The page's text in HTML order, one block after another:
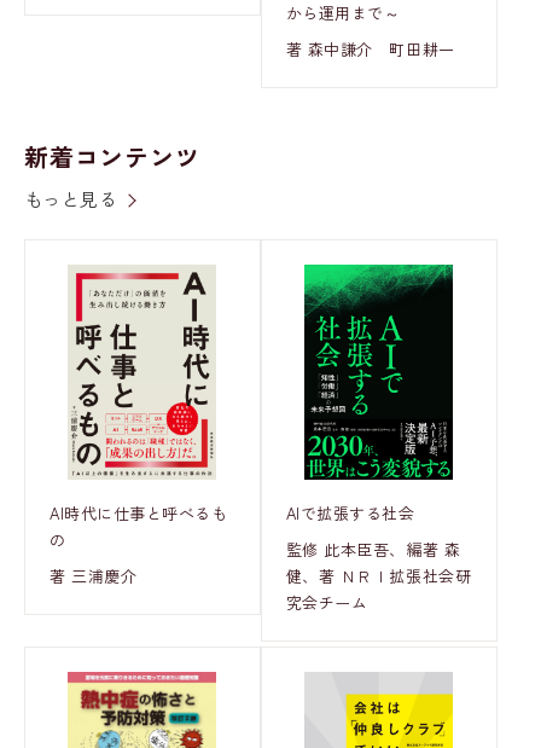
から運用まで～
著 森中謙介 町田耕一
新着コンテンツ
もっと見る
AI時代に仕事と呼べるも
の
著 三浦慶介
AIで拡張する社会
監修 此本臣吾、編著 森
健、著 ＮＲＩ拡張社会研
究会チーム